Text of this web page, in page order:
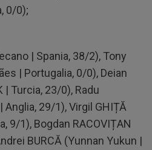
0/0);
| Spania, 38/2), Tony
| Portugalia, 0/0), Deian
| Turcia, 23/0), Radu
Anglia, 29/1), Virgil GHIȚĂ
9/1), Bogdan RACOVIȚAN
BURCĂ (Yunnan Yukun |